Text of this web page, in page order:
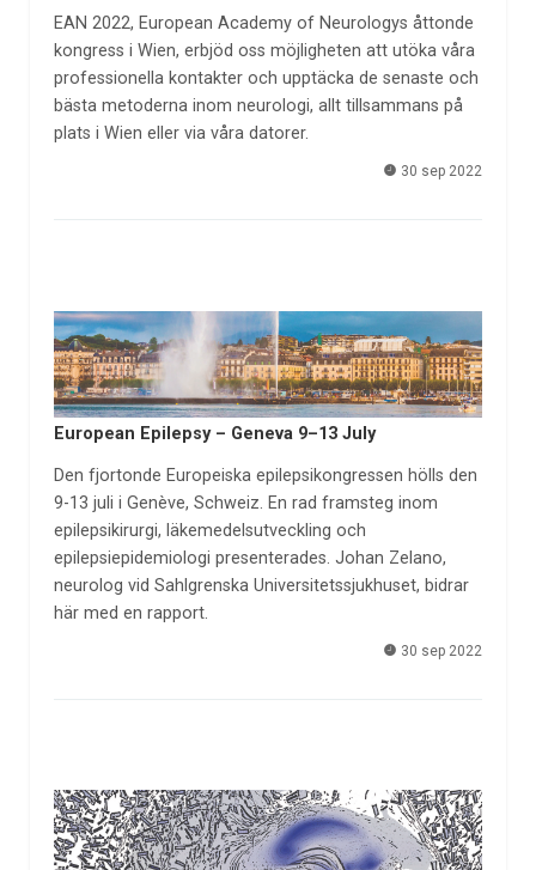
EAN 2022, European Academy of Neurologys åttonde
kongress i Wien, erbjöd oss möjligheten att utöka våra
professionella kontakter och upptäcka de senaste och
bästa metoderna inom neurologi, allt tillsammans på
plats i Wien eller via våra datorer.
30 sep 2022
European Epilepsy – Geneva 9–13 July
Den fjortonde Europeiska epilepsikongressen hölls den
9-13 juli i Genève, Schweiz. En rad framsteg inom
epilepsikirurgi, läkemedelsutveckling och
epilepsiepidemiologi presenterades. Johan Zelano,
neurolog vid Sahlgrenska Universitetssjukhuset, bidrar
här med en rapport.
30 sep 2022